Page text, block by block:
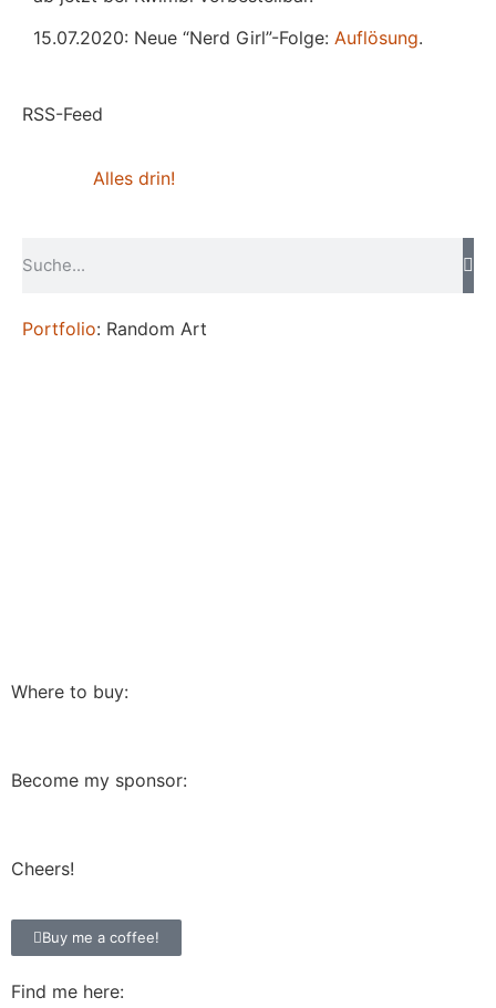
15.07.2020: Neue “Nerd Girl”-Folge: Auflösung.
RSS-Feed
Alles drin!
Portfolio: Random Art
Where to buy:
Become my sponsor:
Cheers!
Buy me a coffee!
Find me here: